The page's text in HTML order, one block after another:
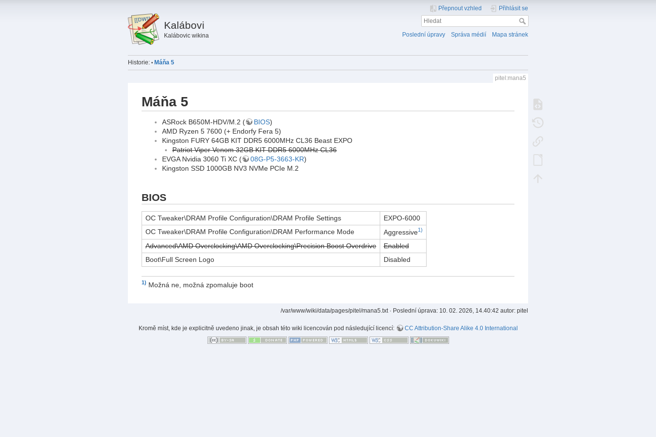
Kalábovi
Kalábovic wikina
Přepnout vzhled Přihlásit se
Poslední úpravy Správa médií Mapa stránek
Historie: • Máňa 5
pitel:mana5
Máňa 5
ASRock B650M-HDV/M.2 ( BIOS)
AMD Ryzen 5 7600 (+ Endorfy Fera 5)
Kingston FURY 64GB KIT DDR5 6000MHz CL36 Beast EXPO
Patriot Viper Venom 32GB KIT DDR5 6000MHz CL36
EVGA Nvidia 3060 Ti XC (
08G-P5-3663-KR)
Kingston SSD 1000GB NV3 NVMe PCIe M.2
BIOS
OC Tweaker\DRAM Profile Configuration\DRAM Profile Settings
EXPO-6000
OC Tweaker\DRAM Profile Configuration\DRAM Performance Mode
Aggressive1)
Advanced\AMD Overclocking\AMD Overclocking\Precision Boost Overdrive
Enabled
Boot\Full Screen Logo
Disabled
1) Možná ne, možná zpomaluje boot
/var/www/wiki/data/pages/pitel/mana5.txt· Poslední úprava: 10. 02. 2026, 14.40:42 autor:pitel
Kromě míst, kde je explicitně uvedeno jinak, je obsah této wiki licencován pod následující licencí: CC Attribution-Share Alike 4.0 International